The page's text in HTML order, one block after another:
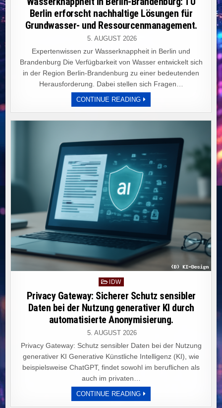
Berlin erforscht nachhaltige Lösungen für
Grundwasser- und Ressourcenmanagement.
5. AUGUST 2026
Expertenwissen zur Wasserknappheit in Berlin und
Brandenburg Die Verfügbarkeit von Wasser entwickelt sich
in der Region Berlin-Brandenburg zu einer bedeutenden
Herausforderung. Dabei stellen sich Fragen…
CONTINUE READINGWASSERKNAPPHEIT
IN
BERLIN-
ERFORSCHT
NACHHALTIGE
FÜR
GRUNDWASSER-
UND
Posted
in
IDW
Privacy Gateway: Sicherer Schutz sensibler
Daten bei der Nutzung generativer KI durch
automatisierte Anonymisierung.
5. AUGUST 2026
Privacy Gateway: Schutz sensibler Daten bei der Nutzung
generativer KI Generative Künstliche Intelligenz (KI), wie
beispielsweise ChatGPT, findet sowohl im beruflichen als
auch im privaten…
CONTINUE READINGPRIVACY
GATEWAY:
SICHERER